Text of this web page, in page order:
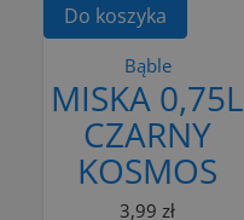
Do koszyka
Bąble
MISKA 0,75L
CZARNY
KOSMOS
3,99 zł